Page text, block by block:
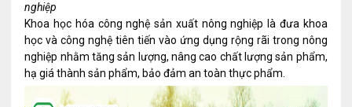
nghiệp
Khoa học hóa công nghệ sản xuất nông nghiệp là đưa khoa
học và công nghệ tiên tiến vào ứng dụng rộng rãi trong nông
nghiệp nhằm tăng sản lượng, nâng cao chất lượng sản phẩm,
hạ giá thành sản phẩm, bảo đảm an toàn thực phẩm.